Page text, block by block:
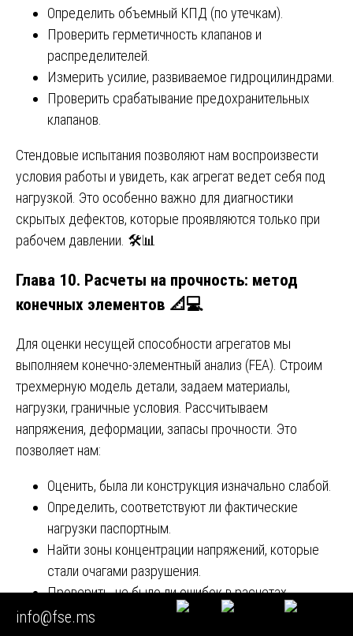
Определить объемный КПД (по утечкам).
Проверить герметичность клапанов и
распределителей.
Измерить усилие, развиваемое гидроцилиндрами.
Проверить срабатывание предохранительных
клапанов.
Стендовые испытания позволяют нам воспроизвести
условия работы и увидеть, как агрегат ведет себя под
нагрузкой. Это особенно важно для диагностики
скрытых дефектов, которые проявляются только при
рабочем давлении. 🛠️📊
Глава 10. Расчеты на прочность: метод
конечных элементов 📐💻
Для оценки несущей способности агрегатов мы
выполняем конечно-элементный анализ (FEA). Строим
трехмерную модель детали, задаем материалы,
нагрузки, граничные условия. Рассчитываем
напряжения, деформации, запасы прочности. Это
позволяет нам:
Оценить, была ли конструкция изначально слабой.
Определить, соответствуют ли фактические
нагрузки паспортным.
Найти зоны концентрации напряжений, которые
стали очагами разрушения.
Проверить, не было ли ошибок в расчетах
производителя.
info@fse.ms